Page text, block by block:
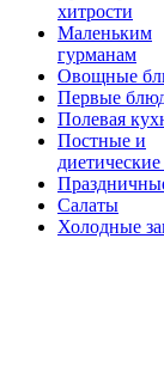
хитрости
Маленьким
гурманам
Овощные
Первые
Полевая
Постные и
Салаты
Холодные